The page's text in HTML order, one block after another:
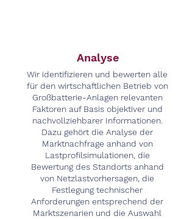
Analyse
Wir identifizieren und bewerten alle
für den wirtschaftlichen Betrieb von
Großbatterie-Anlagen relevanten
Faktoren auf Basis objektiver und
nachvollziehbarer Informationen.
Dazu gehört die Analyse der
Marktnachfrage anhand von
Lastprofilsimulationen, die
Bewertung des Standorts anhand
von Netzlastvorhersagen, die
Festlegung technischer
Anforderungen entsprechend der
Marktszenarien und die Auswahl